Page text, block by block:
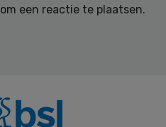
om een reactie te plaatsen.